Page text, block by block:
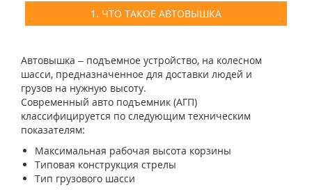
1. ЧТО ТАКОЕ АВТОВЫШКА
Автовышка – подъемное устройство, на колесном
шасси, предназначенное для доставки людей и
грузов на нужную высоту.
Современный авто подъемник (АГП)
классифицируется по следующим техническим
показателям:
Максимальная рабочая высота корзины
Типовая конструкция стрелы
Тип грузового шасси